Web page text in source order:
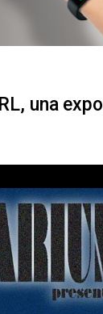
una expo